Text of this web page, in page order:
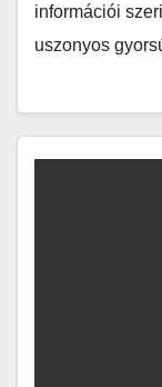
információi
uszonyos